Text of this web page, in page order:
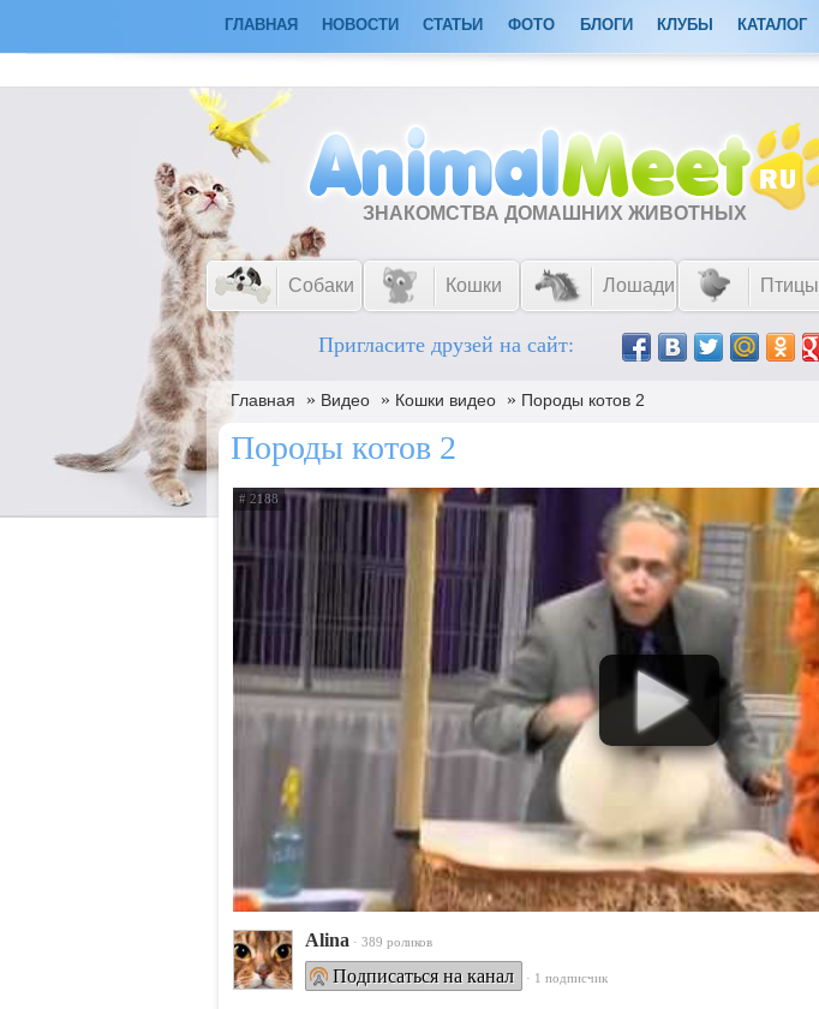
ГЛАВНАЯ НОВОСТИ СТАТЬИ ФОТО БЛОГИ КЛУБЫ КАТАЛОГ
ЗНАКОМСТВА ДОМАШНИХ ЖИВОТНЫХ
Собаки Кошки Лошади Птицы
Пригласите друзей на сайт:
Главная » Видео » Кошки видео » Породы котов 2
Породы котов 2
# 2188
Alina · 389 роликов
Подписаться на канал · 1 подписчик